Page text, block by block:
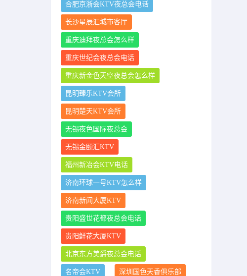
合肥京浙会KTV夜总会电话
长沙星辰汇城市客厅
重庆迪拜夜总会怎么样
重庆世纪会夜总会电话
重庆新金色天空夜总会怎么样
昆明臻乐KTV会所
昆明楚天KTV会所
无锡夜色国际夜总会
无锡金颐汇KTV
福州新冶会KTV电话
济南环球一号KTV怎么样
济南新闻大厦KTV
贵阳盛世花都夜总会电话
贵阳鲜花大厦KTV
北京东方美爵夜总会电话
名帝会KTV 深圳国色天香俱乐部